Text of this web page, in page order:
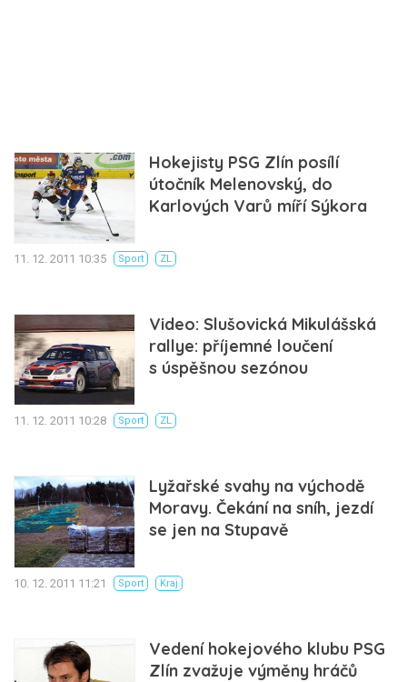
Hokejisty PSG Zlín posílí
útočník Melenovský, do
Karlových Varů míří Sýkora
11. 12. 2011 10:35 Sport ZL
Video: Slušovická Mikulášská
rallye: příjemné loučení
s úspěšnou sezónou
11. 12. 2011 10:28 Sport ZL
Lyžařské svahy na východě
Moravy. Čekání na sníh, jezdí
se jen na Stupavě
10. 12. 2011 11:21 Sport Kraj
Vedení hokejového klubu PSG
Zlín zvažuje výměny hráčů